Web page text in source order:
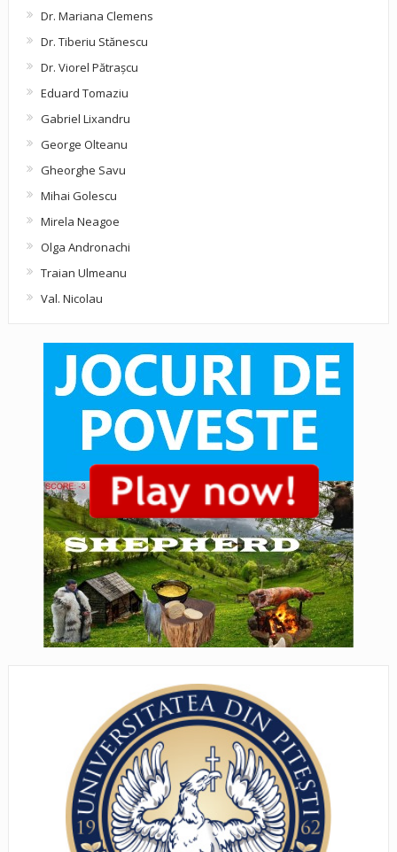
Dr. Mariana Clemens
Dr. Tiberiu Stănescu
Dr. Viorel Pătraşcu
Eduard Tomaziu
Gabriel Lixandru
George Olteanu
Gheorghe Savu
Mihai Golescu
Mirela Neagoe
Olga Andronachi
Traian Ulmeanu
Val. Nicolau